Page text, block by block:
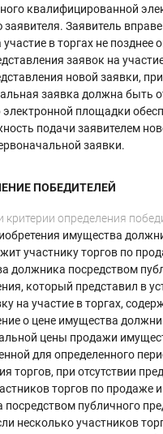
квалифицированной
Заявитель
участие в торгах не позднее
заявок на
новой заявки,
заявка должна быть
электронной площадки
подачи заявителем
заявки.
ПОБЕДИТЕЛЕЙ
критерии определения
имущества
участнику торгов по
должника посредством
который представил в
на участие в торгах,
о цене имущества
цены продажи
для определенного
торгов, при отсутствии
торгов по продаже
посредством публичного
несколько участников